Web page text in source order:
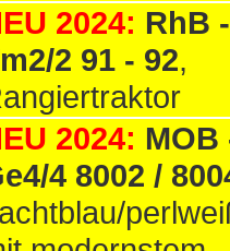
2024: RhB -
2 91 - 92,
2024: MOB
4 8002 /